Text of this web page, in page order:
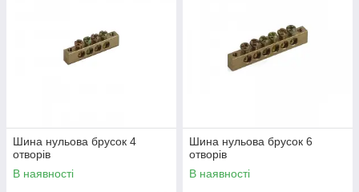
Шина нульова брусок 4
отворів
В наявності
Шина нульова брусок 6
отворів
В наявності